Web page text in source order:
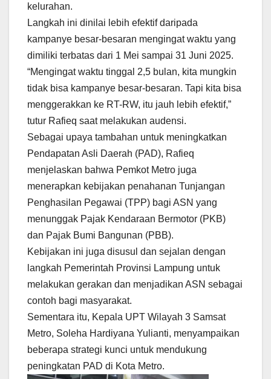
kelurahan.
Langkah ini dinilai lebih efektif daripada
kampanye besar-besaran mengingat waktu yang
dimiliki terbatas dari 1 Mei sampai 31 Juni 2025.
“Mengingat waktu tinggal 2,5 bulan, kita mungkin
tidak bisa kampanye besar-besaran. Tapi kita bisa
menggerakkan ke RT-RW, itu jauh lebih efektif,”
tutur Rafieq saat melakukan audensi.
Sebagai upaya tambahan untuk meningkatkan
Pendapatan Asli Daerah (PAD), Rafieq
menjelaskan bahwa Pemkot Metro juga
menerapkan kebijakan penahanan Tunjangan
Penghasilan Pegawai (TPP) bagi ASN yang
menunggak Pajak Kendaraan Bermotor (PKB)
dan Pajak Bumi Bangunan (PBB).
Kebijakan ini juga disusul dan sejalan dengan
langkah Pemerintah Provinsi Lampung untuk
melakukan gerakan dan menjadikan ASN sebagai
contoh bagi masyarakat.
Sementara itu, Kepala UPT Wilayah 3 Samsat
Metro, Soleha Hardiyana Yulianti, menyampaikan
beberapa strategi kunci untuk mendukung
peningkatan PAD di Kota Metro.